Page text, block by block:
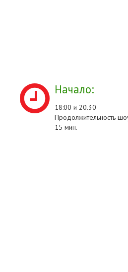
Начало:
18:00 и 20.30
Продолжительность
15 мин.